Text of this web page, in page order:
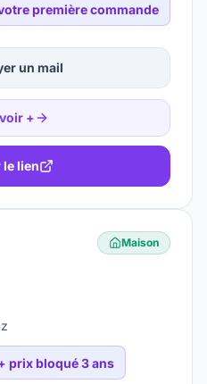
première commande
un mail
+
lien
Maison
prix bloqué 3 ans